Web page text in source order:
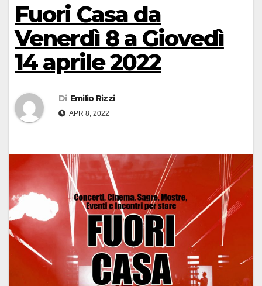
Fuori Casa da
Venerdì 8 a Giovedì
14 aprile 2022
Di Emilio Rizzi
APR 8, 2022